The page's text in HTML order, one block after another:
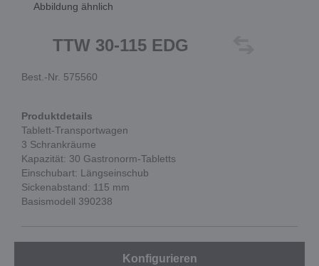
Abbildung ähnlich
TTW 30-115 EDG
Best.-Nr. 575560
Produktdetails
Tablett-Transportwagen
3 Schrankräume
Kapazität: 30 Gastronorm-Tabletts
Einschubart: Längseinschub
Sickenabstand: 115 mm
Basismodell 390238
Konfigurieren